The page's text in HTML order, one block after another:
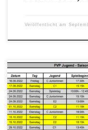
Veröffentlicht am
Zu Beginn der
Verband zusammen mit
und FV Ottersdorf
kommenden Saison